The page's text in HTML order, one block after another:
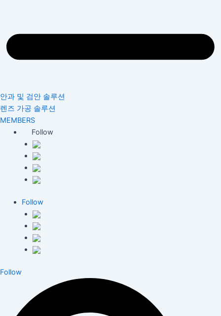
안과 및 검안 솔루션
렌즈 가공 솔루션
MEMBERS
Follow
Follow
Follow